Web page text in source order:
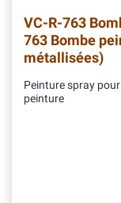
VC-R-763
763 Bombe
métallisées)
Peinture spray
peinture